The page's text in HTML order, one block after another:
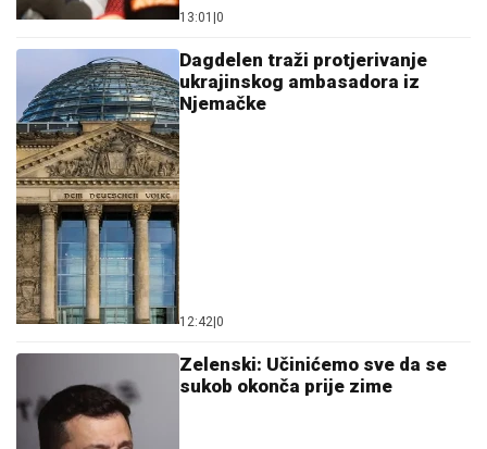
13:01 0
Dagdelen traži protjerivanje
ukrajinskog ambasadora iz
Njemačke
12:42 0
Zelenski: Učinićemo sve da se
sukob okonča prije zime